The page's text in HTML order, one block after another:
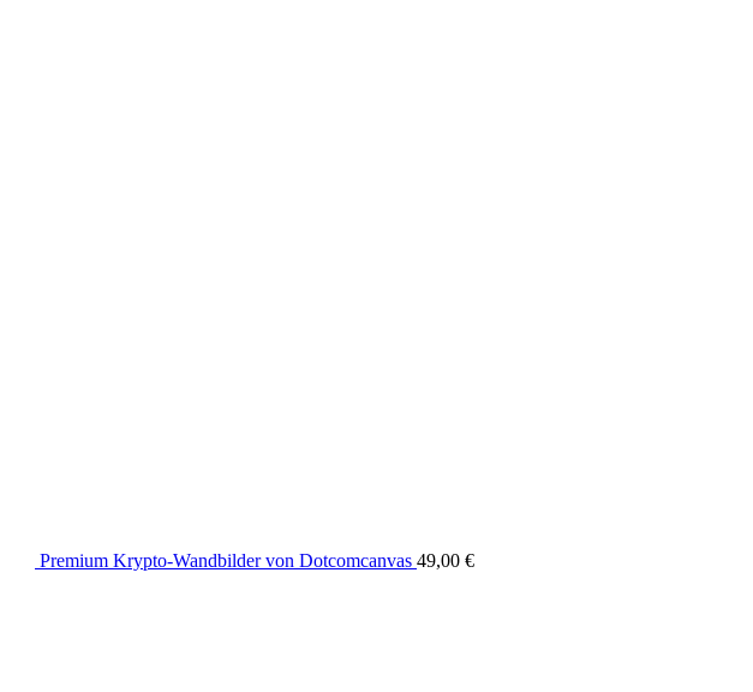
Premium Krypto-Wandbilder von Dotcomcanvas 49,00 €